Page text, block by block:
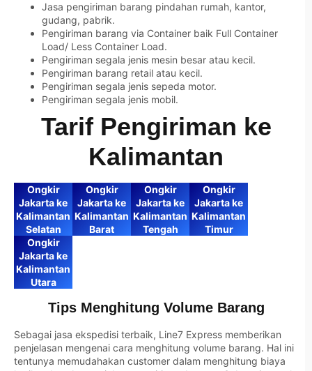
Jasa pengiriman barang pindahan rumah, kantor,
gudang, pabrik.
Pengiriman barang via Container baik Full Container
Load/ Less Container Load.
Pengiriman segala jenis mesin besar atau kecil.
Pengiriman barang retail atau kecil.
Pengiriman segala jenis sepeda motor.
Pengiriman segala jenis mobil.
Tarif Pengiriman ke
Kalimantan
Ongkir
Jakarta ke
Kalimantan
Selatan
Ongkir
Jakarta ke
Kalimantan
Barat
Ongkir
Jakarta ke
Kalimantan
Tengah
Ongkir
Jakarta ke
Kalimantan
Timur
Ongkir
Jakarta ke
Kalimantan
Utara
Tips Menghitung Volume Barang
Sebagai jasa ekspedisi terbaik, Line7 Express memberikan
penjelasan mengenai cara menghitung volume barang. Hal ini
tentunya memudahakan customer dalam menghitung biaya